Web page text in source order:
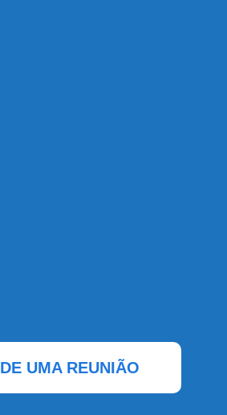
UMA REUNIÃO